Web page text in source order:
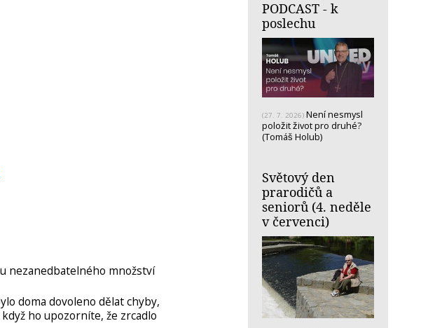
nezanedbatelného množství
doma dovoleno dělat chyby,
ho upozorníte, že zrcadlo
PODCAST - k
poslechu
(27. 7. 2026) Není nesmysl
položit život pro druhé?
(Tomáš Holub)
Světový den
prarodičů a
seniorů (4. neděle
v červenci)